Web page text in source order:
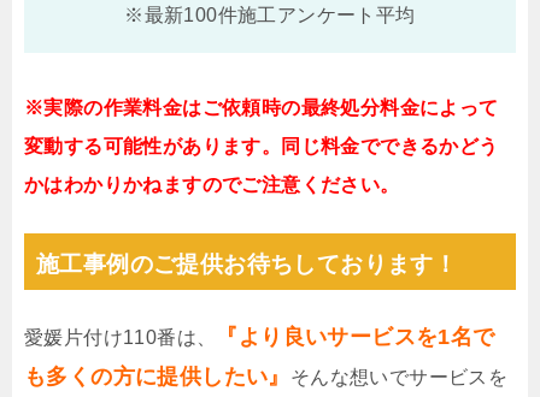
※最新100件施工アンケート平均
※実際の作業料金はご依頼時の最終処分料金によって
変動する可能性があります。同じ料金でできるかどう
かはわかりかねますのでご注意ください。
施工事例のご提供お待ちしております！
愛媛片付け110番は、
『より良いサービスを1名で
も多くの方に提供したい』
そんな想いでサービスを